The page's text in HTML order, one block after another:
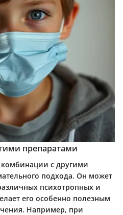
препаратами
с другими
подхода. Он может
психотропных и
его особенно полезным
Например, при